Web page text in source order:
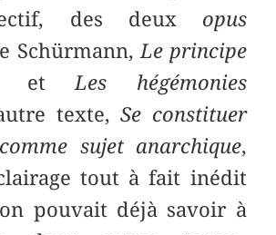
des deux opus
Schürmann, Le principe
et Les hégémonies
texte,Se constituer
sujet anarchique,
tout à fait inédit
pouvait déjà savoir à